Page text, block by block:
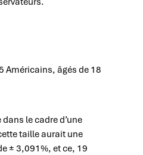
Américains, âgés de 18
le cadre d’une
taille aurait une
± 3,091%, et ce, 19